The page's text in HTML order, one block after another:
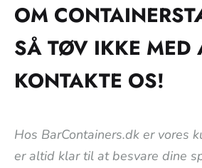
OM
SÅ TØV IKKE MED
KONTAKTE OS!
Hos BarContainers.dk er vores
er altid klar til at besvare dine